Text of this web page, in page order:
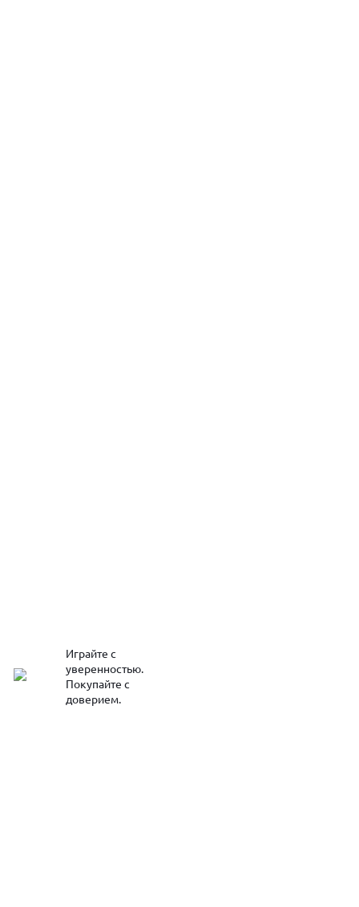
Играйте с
уверенностью.
Покупайте с
доверием.